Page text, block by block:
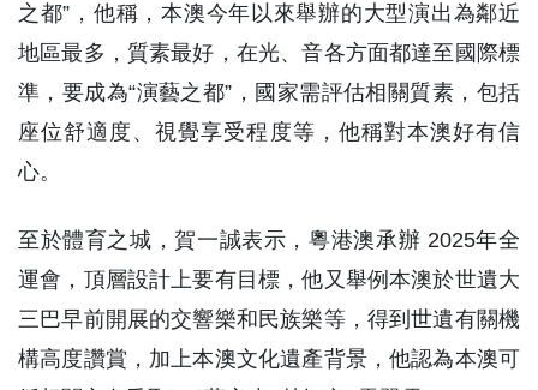
之都”，他稱，本澳今年以來舉辦的大型演出為鄰近
地區最多，質素最好，在光、音各方面都達至國際標
準，要成為“演藝之都”，國家需評估相關質素，包括
座位舒適度、視覺享受程度等，他稱對本澳好有信
心。
至於體育之城，賀一誠表示，粵港澳承辦 2025年全
運會，頂層設計上要有目標，他又舉例本澳於世遺大
三巴早前開展的交響樂和民族樂等，得到世遺有關機
構高度讚賞，加上本澳文化遺產背景，他認為本澳可